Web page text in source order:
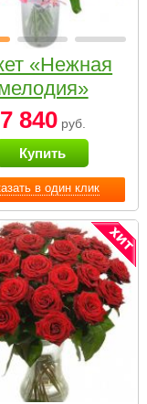
в один клик
«Нежная
7 840руб.
Купить